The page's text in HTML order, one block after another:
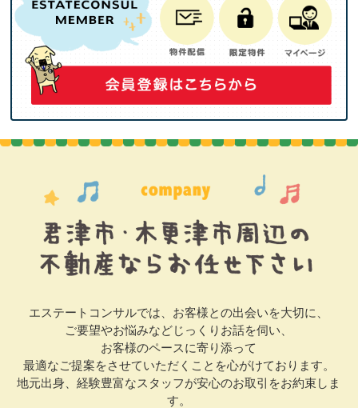
エステートコンサルでは、お客様との出会いを大切に、
ご要望やお悩みなどじっくりお話を伺い、
お客様のペースに寄り添って
最適なご提案をさせていただくことを心がけております。
地元出身、経験豊富なスタッフが安心のお取引をお約束しま
す。